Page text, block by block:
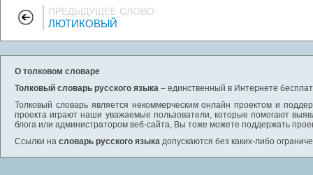
ПРЕДЫДУЩЕЕ СЛОВО
ЛЮТИКОВЫЙ
О толковом словаре
Толковый словарь русского языка – единственный в Интернете
Толковый словарь является некоммерческим онлайн проектом и
проекта играют наши уважаемые пользователи, которые помогают
блога или администратором веб-сайта, Вы тоже можете поддержать
Ссылки на словарь русского языка допускаются без каких-либо